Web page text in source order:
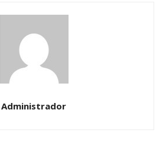
Administrador